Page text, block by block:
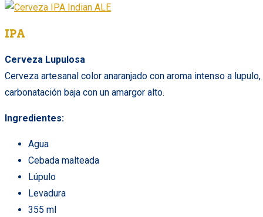
IPA
Cerveza Lupulosa
Cerveza artesanal color anaranjado con aroma intenso a
carbonatación baja con un amargor alto.
Ingredientes:
Agua
Cebada malteada
Lúpulo
Levadura
355 ml